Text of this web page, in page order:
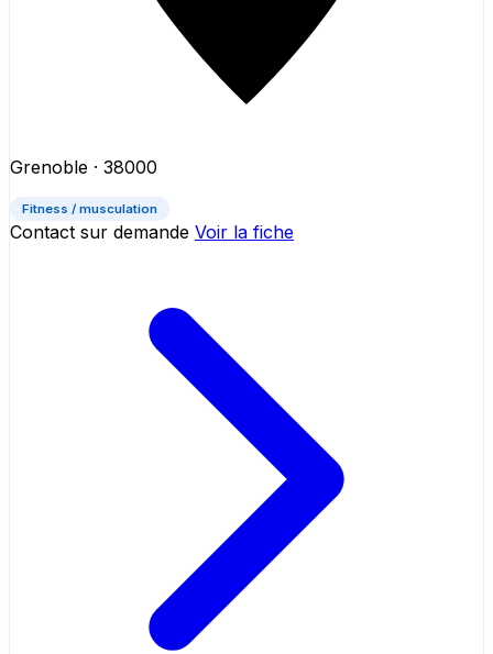
Grenoble · 38000
Fitness / musculation
Contact sur demande Voir la fiche